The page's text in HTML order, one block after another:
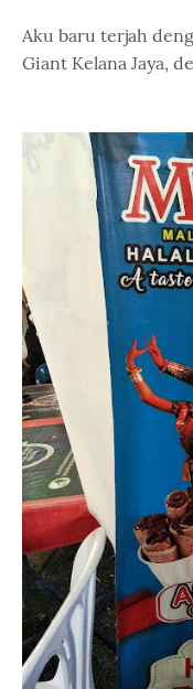
Aku baru terjah
Giant Kelana Jaya,